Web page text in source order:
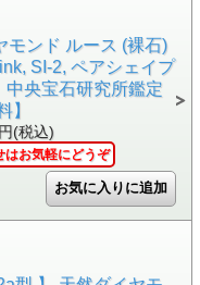
モンド ルース (裸石)
SI-2, ペアシェイプ
中央宝石研究所鑑定
】
(税込)
はお気軽にどうぞ